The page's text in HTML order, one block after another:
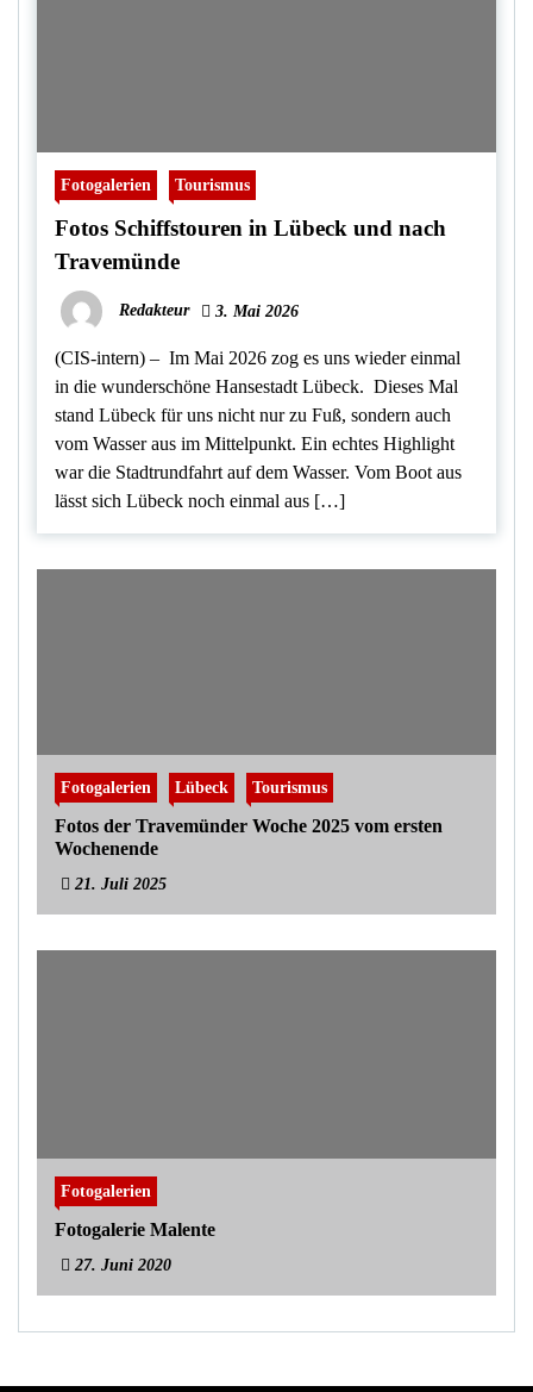
Fotogalerien Tourismus
Fotos Schiffstouren in Lübeck und nach
Travemünde
Redakteur 3. Mai 2026
(CIS-intern) – Im Mai 2026 zog es uns wieder einmal
in die wunderschöne Hansestadt Lübeck. Dieses Mal
stand Lübeck für uns nicht nur zu Fuß, sondern auch
vom Wasser aus im Mittelpunkt. Ein echtes Highlight
war die Stadtrundfahrt auf dem Wasser. Vom Boot aus
lässt sich Lübeck noch einmal aus […]
Fotogalerien Lübeck Tourismus
Fotos der Travemünder Woche 2025 vom ersten
Wochenende
21. Juli 2025
Fotogalerien
Fotogalerie Malente
27. Juni 2020